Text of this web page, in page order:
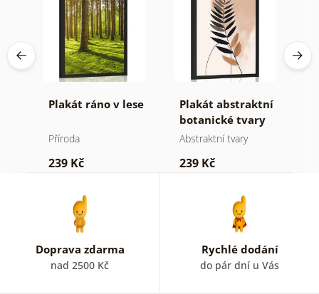
Plakát ráno v lese
Příroda
239 Kč
Plakát abstraktní
botanické tvary
kapradina
Abstraktní tvary
239 Kč
Doprava zdarma
nad 2500 Kč
Rychlé dodání
do pár dní u Vás